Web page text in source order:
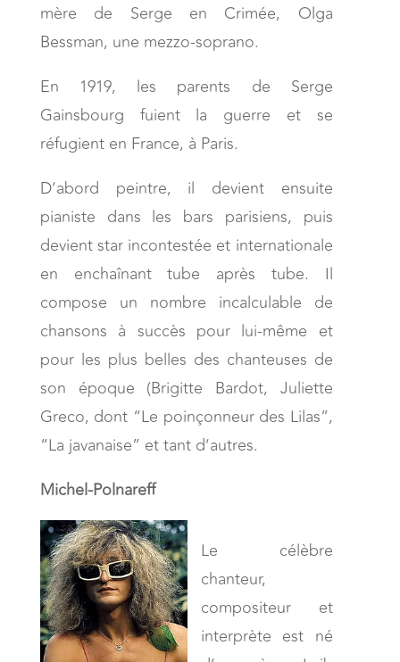
mère de Serge en Crimée, Olga
Bessman, une mezzo-soprano.
En 1919, les parents de Serge
Gainsbourg fuient la guerre et se
réfugient en France, à Paris.
D’abord peintre, il devient ensuite
pianiste dans les bars parisiens, puis
devient star incontestée et internationale
en enchaînant tube après tube. Il
compose un nombre incalculable de
chansons à succès pour lui-même et
pour les plus belles des chanteuses de
son époque (Brigitte Bardot, Juliette
Greco, dont “Le poinçonneur des Lilas”,
“La javanaise” et tant d’autres.
Michel-Polnareff
Le célèbre
chanteur,
compositeur et
interprète est né